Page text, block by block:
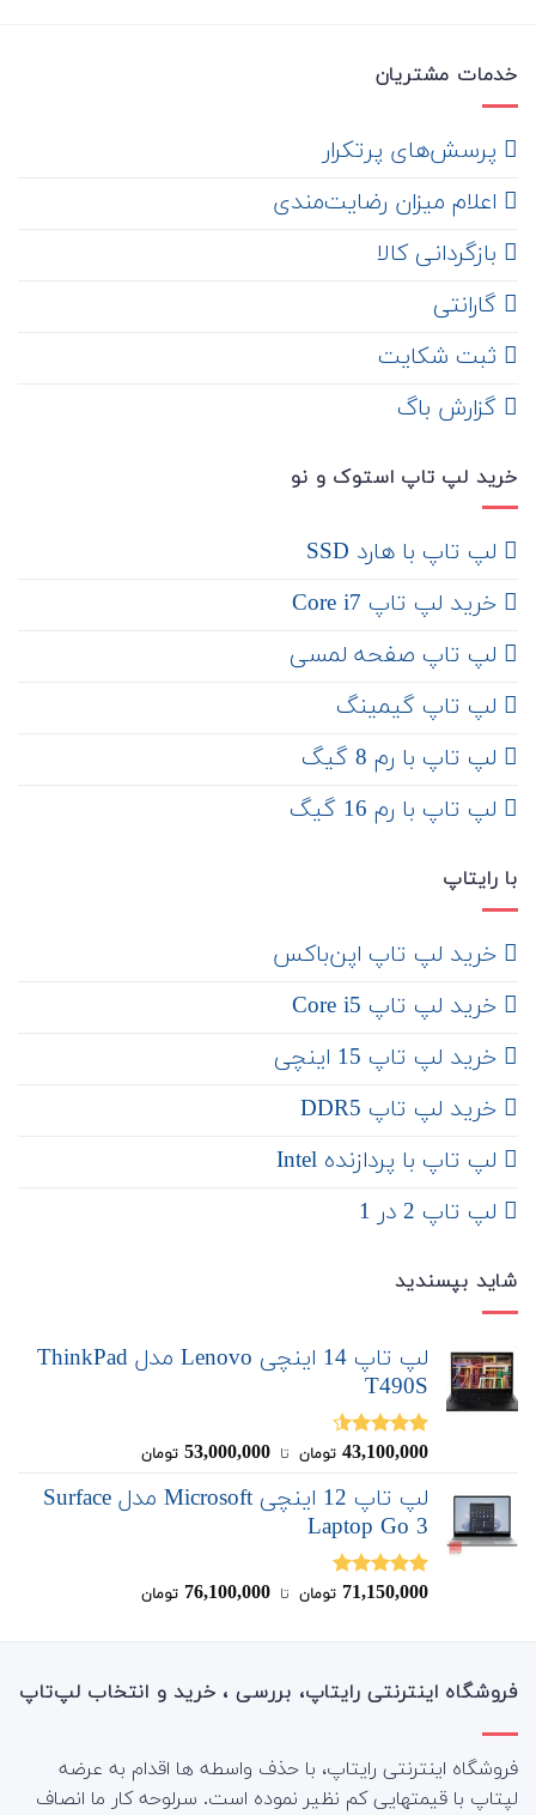
خدمات مشتریان
‌ پرسش‌های پرتکرار
اعلام میزان رضایت‌مندی
‌ بازگردانی کالا
گارانتی
ثبت شکایت
‌ گزارش باگ
خرید لپ تاپ استوک و نو
لپ تاپ با هارد SSD
خرید لپ تاپ Core i7
لپ تاپ صفحه لمسی
لپ تاپ گیمینگ
لپ تاپ با رم 8 گیگ
لپ تاپ با رم 16 گیگ
با رایتاپ
‌ خرید لپ تاپ اپن‌باکس
خرید لپ تاپ Core i5
‌‌ خرید لپ تاپ 15 اینچی
خرید لپ تاپ DDR5
لپ تاپ با پردازنده Intel
لپ تاپ 2 در 1
شاید بپسندید
لپ تاپ 14 اینچی Lenovo مدل ThinkPad
T490S
نمره4.50
43,100,000 تومان ‌ تا ‌ 53,000,000 تومان
لپ تاپ 12 اینچی Microsoft مدل Surface
Laptop Go 3
نمره5.00
71,150,000 تومان ‌ تا ‌ 76,100,000 تومان
فروشگاه اینترنتی رایتاپ، بررسی ، خرید و انتخاب لپ‌تاپ
فروشگاه اینترنتی رایتاپ، با حذف واسطه ها اقدام به عرضه
لپتاپ با قیمتهایی کم نظیر نموده است. سرلوحه کار ما انصاف